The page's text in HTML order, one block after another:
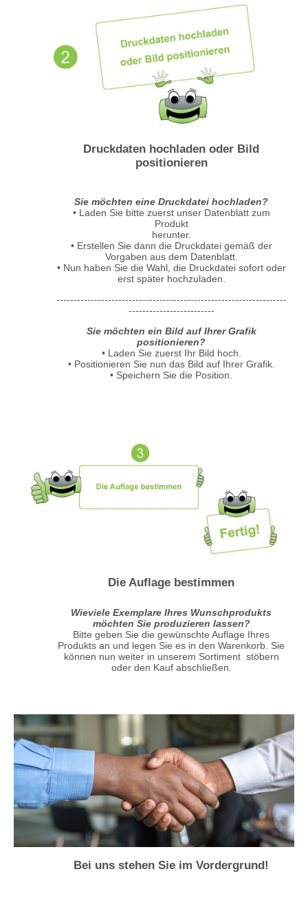
Druckdaten hochladen oder Bild
positionieren
Sie möchten eine Druckdatei hochladen?
• Laden Sie bitte zuerst unser Datenblatt zum
Produkt
herunter.
• Erstellen Sie dann die Druckdatei gemäß der
Vorgaben aus dem Datenblatt.
• Nun haben Sie die Wahl, die Druckdatei sofort oder
erst später hochzuladen.
-------------------------------------------------------------------
-------------------------
Sie möchten ein Bild auf Ihrer Grafik
positionieren?
• Laden Sie zuerst Ihr Bild hoch.
• Positionieren Sie nun das Bild auf Ihrer Grafik.
• Speichern Sie die Position.
Die Auflage bestimmen
Wieviele Exemplare Ihres Wunschprodukts
möchten Sie produzieren lassen?
Bitte geben Sie die gewünschte Auflage Ihres
Produkts an und legen Sie es in den Warenkorb. Sie
können nun weiter in unserem Sortiment stöbern
oder den Kauf abschließen.
Bei uns stehen Sie im Vordergrund!